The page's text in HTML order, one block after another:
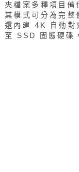
夾檔案多種項目備
其模式可分為完整
還內建 4K 自動對
至 SSD 固態硬碟